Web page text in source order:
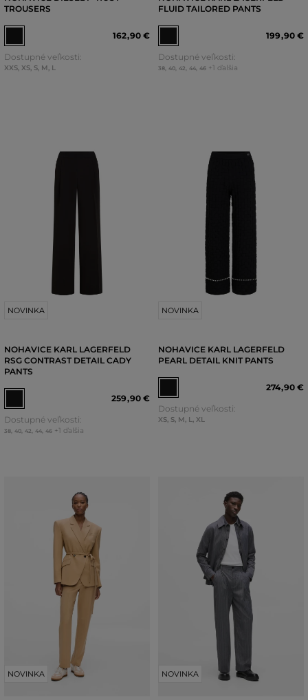
TROUSERS
162,90 €
Dostupné veľkosti:
XXS, XS, S, M, L
FLUID TAILORED PANTS
199,90 €
Dostupné veľkosti:
38, 40, 42 44, 46 +1 ďalšia
NOVINKA
NOHAVICE KARL LAGERFELD
RSG CONTRAST DETAIL CADY
PANTS
259,90 €
Dostupné veľkosti:
38, 40, 42 44, 46 +1 ďalšia
NOVINKA
NOHAVICE KARL LAGERFELD
PEARL DETAIL KNIT PANTS
274,90 €
Dostupné veľkosti:
XS, S, M, L, XL
NOVINKA NOVINKA